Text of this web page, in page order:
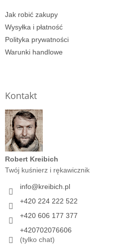
Jak robić zakupy
Wysyłka i płatność
Polityka prywatności
Warunki handlowe
Kontakt
Robert Kreibich
Twój kuśnierz i rękawicznik
info@kreibich.pl
+420 224 222 522
+420 606 177 377
+420702076606
(tylko chat)